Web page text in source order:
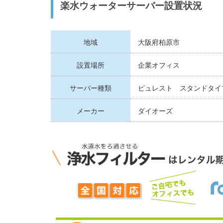
楽水ウォーターサーバー設置状況
地域 大阪府柏原市
設置場所 企業オフィス
サーバー種類 ピュレスト スタンドタ
メーカー ダイオーズ